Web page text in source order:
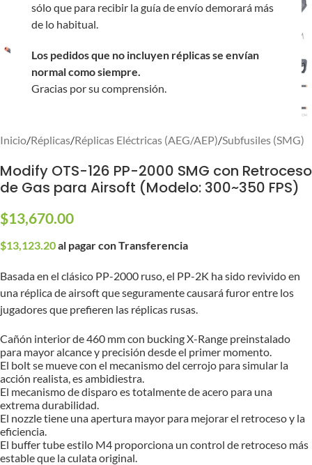
sólo que para recibir la guía de envío demorará más
de lo habitual.
Los pedidos que no incluyen réplicas se envían
normal como siempre.
Gracias por su comprensión.
Inicio/Réplicas/Réplicas Eléctricas (AEG/AEP)/Subfusiles (SMG)
Modify OTS-126 PP-2000 SMG con Retroceso
de Gas para Airsoft (Modelo: 300~350 FPS)
$13,670.00
$13,123.20al pagar con Transferencia
Basada en el clásico PP-2000 ruso, el PP-2K ha sido revivido en
una réplica de airsoft que seguramente causará furor entre los
jugadores que prefieren las réplicas rusas.
Cañón interior de 460 mm con bucking X-Range preinstalado
para mayor alcance y precisión desde el primer momento.
El bolt se mueve con el mecanismo del cerrojo para simular la
acción realista, es ambidiestra.
El mecanismo de disparo es totalmente de acero para una
extrema durabilidad.
El nozzle tiene una apertura mayor para mejorar el retroceso y la
eficiencia.
El buffer tube estilo M4 proporciona un control de retroceso más
estable que la culata original.